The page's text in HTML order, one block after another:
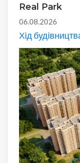
Real Park
06.08.2026
Хід